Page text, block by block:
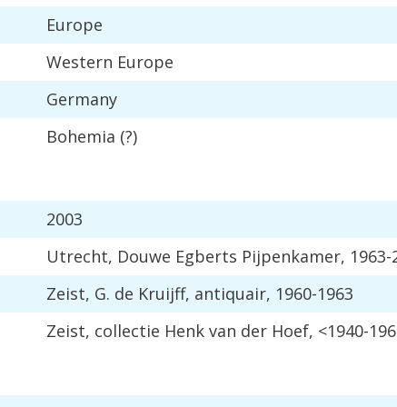
Europe
Western Europe
Germany
Bohemia (?)
2003
Utrecht, Douwe Egberts Pijpenkamer, 1963-
Zeist, G. de Kruijff, antiquair, 1960-1963
Zeist, collectie Henk van der Hoef, <1940-